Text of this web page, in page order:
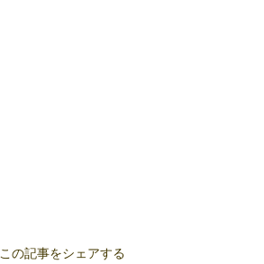
この記事をシェアする